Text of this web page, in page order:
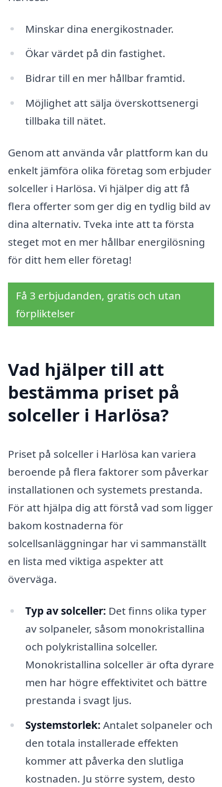
Minskar dina energikostnader.
Ökar värdet på din fastighet.
Bidrar till en mer hållbar framtid.
Möjlighet att sälja överskottsenergi
tillbaka till nätet.
Genom att använda vår plattform kan du
enkelt jämföra olika företag som erbjuder
solceller i Harlösa. Vi hjälper dig att få
flera offerter som ger dig en tydlig bild av
dina alternativ. Tveka inte att ta första
steget mot en mer hållbar energilösning
för ditt hem eller företag!
Få 3 erbjudanden, gratis och utan
förpliktelser
Vad hjälper till att
bestämma priset på
solceller i Harlösa?
Priset på solceller i Harlösa kan variera
beroende på flera faktorer som påverkar
installationen och systemets prestanda.
För att hjälpa dig att förstå vad som ligger
bakom kostnaderna för
solcellsanläggningar har vi sammanställt
en lista med viktiga aspekter att
överväga.
Typ av solceller: Det finns olika typer
av solpaneler, såsom monokristallina
och polykristallina solceller.
Monokristallina solceller är ofta dyrare
men har högre effektivitet och bättre
prestanda i svagt ljus.
Systemstorlek: Antalet solpaneler och
den totala installerade effekten
kommer att påverka den slutliga
kostnaden. Ju större system, desto